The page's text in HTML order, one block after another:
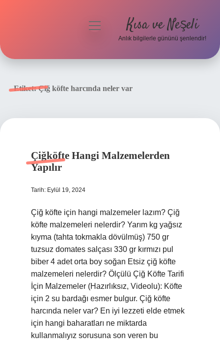
menüyü
Kısa ve Neşeli
Anlık bilgilerle gününü şenlendir!
Etiket:Çiğ köfte harcında neler var
Çiğköfte Hangi Malzemelerden
Yapılır
Tarih: Eylül 19, 2024
Çiğ köfte için hangi malzemeler lazım? Çiğ
köfte malzemeleri nelerdir? Yarım kg yağsız
kıyma (tahta tokmakla dövülmüş) 750 gr
tuzsuz domates salçası 330 gr kırmızı pul
biber 4 adet orta boy soğan Etsiz çiğ köfte
malzemeleri nelerdir? Ölçülü Çiğ Köfte Tarifi
İçin Malzemeler (Hazırlıksız, Videolu): Köfte
için 2 su bardağı esmer bulgur. Çiğ köfte
harcında neler var? En iyi lezzeti elde etmek
için hangi baharatları ne miktarda
kullanmalıyız sorusuna son veren bu